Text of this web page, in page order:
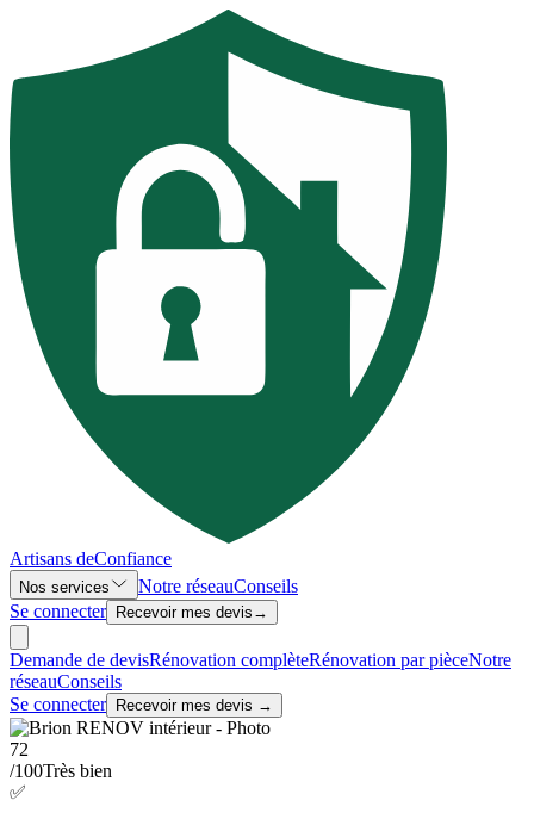
Artisans deConfiance
Nos services Notre réseauConseils
Se connecter
Recevoir mes devis →
Demande de devisRénovation complèteRénovation par pièceNotre
réseauConseils
Se connecter
Recevoir mes devis →
72
/100Très bien
✅